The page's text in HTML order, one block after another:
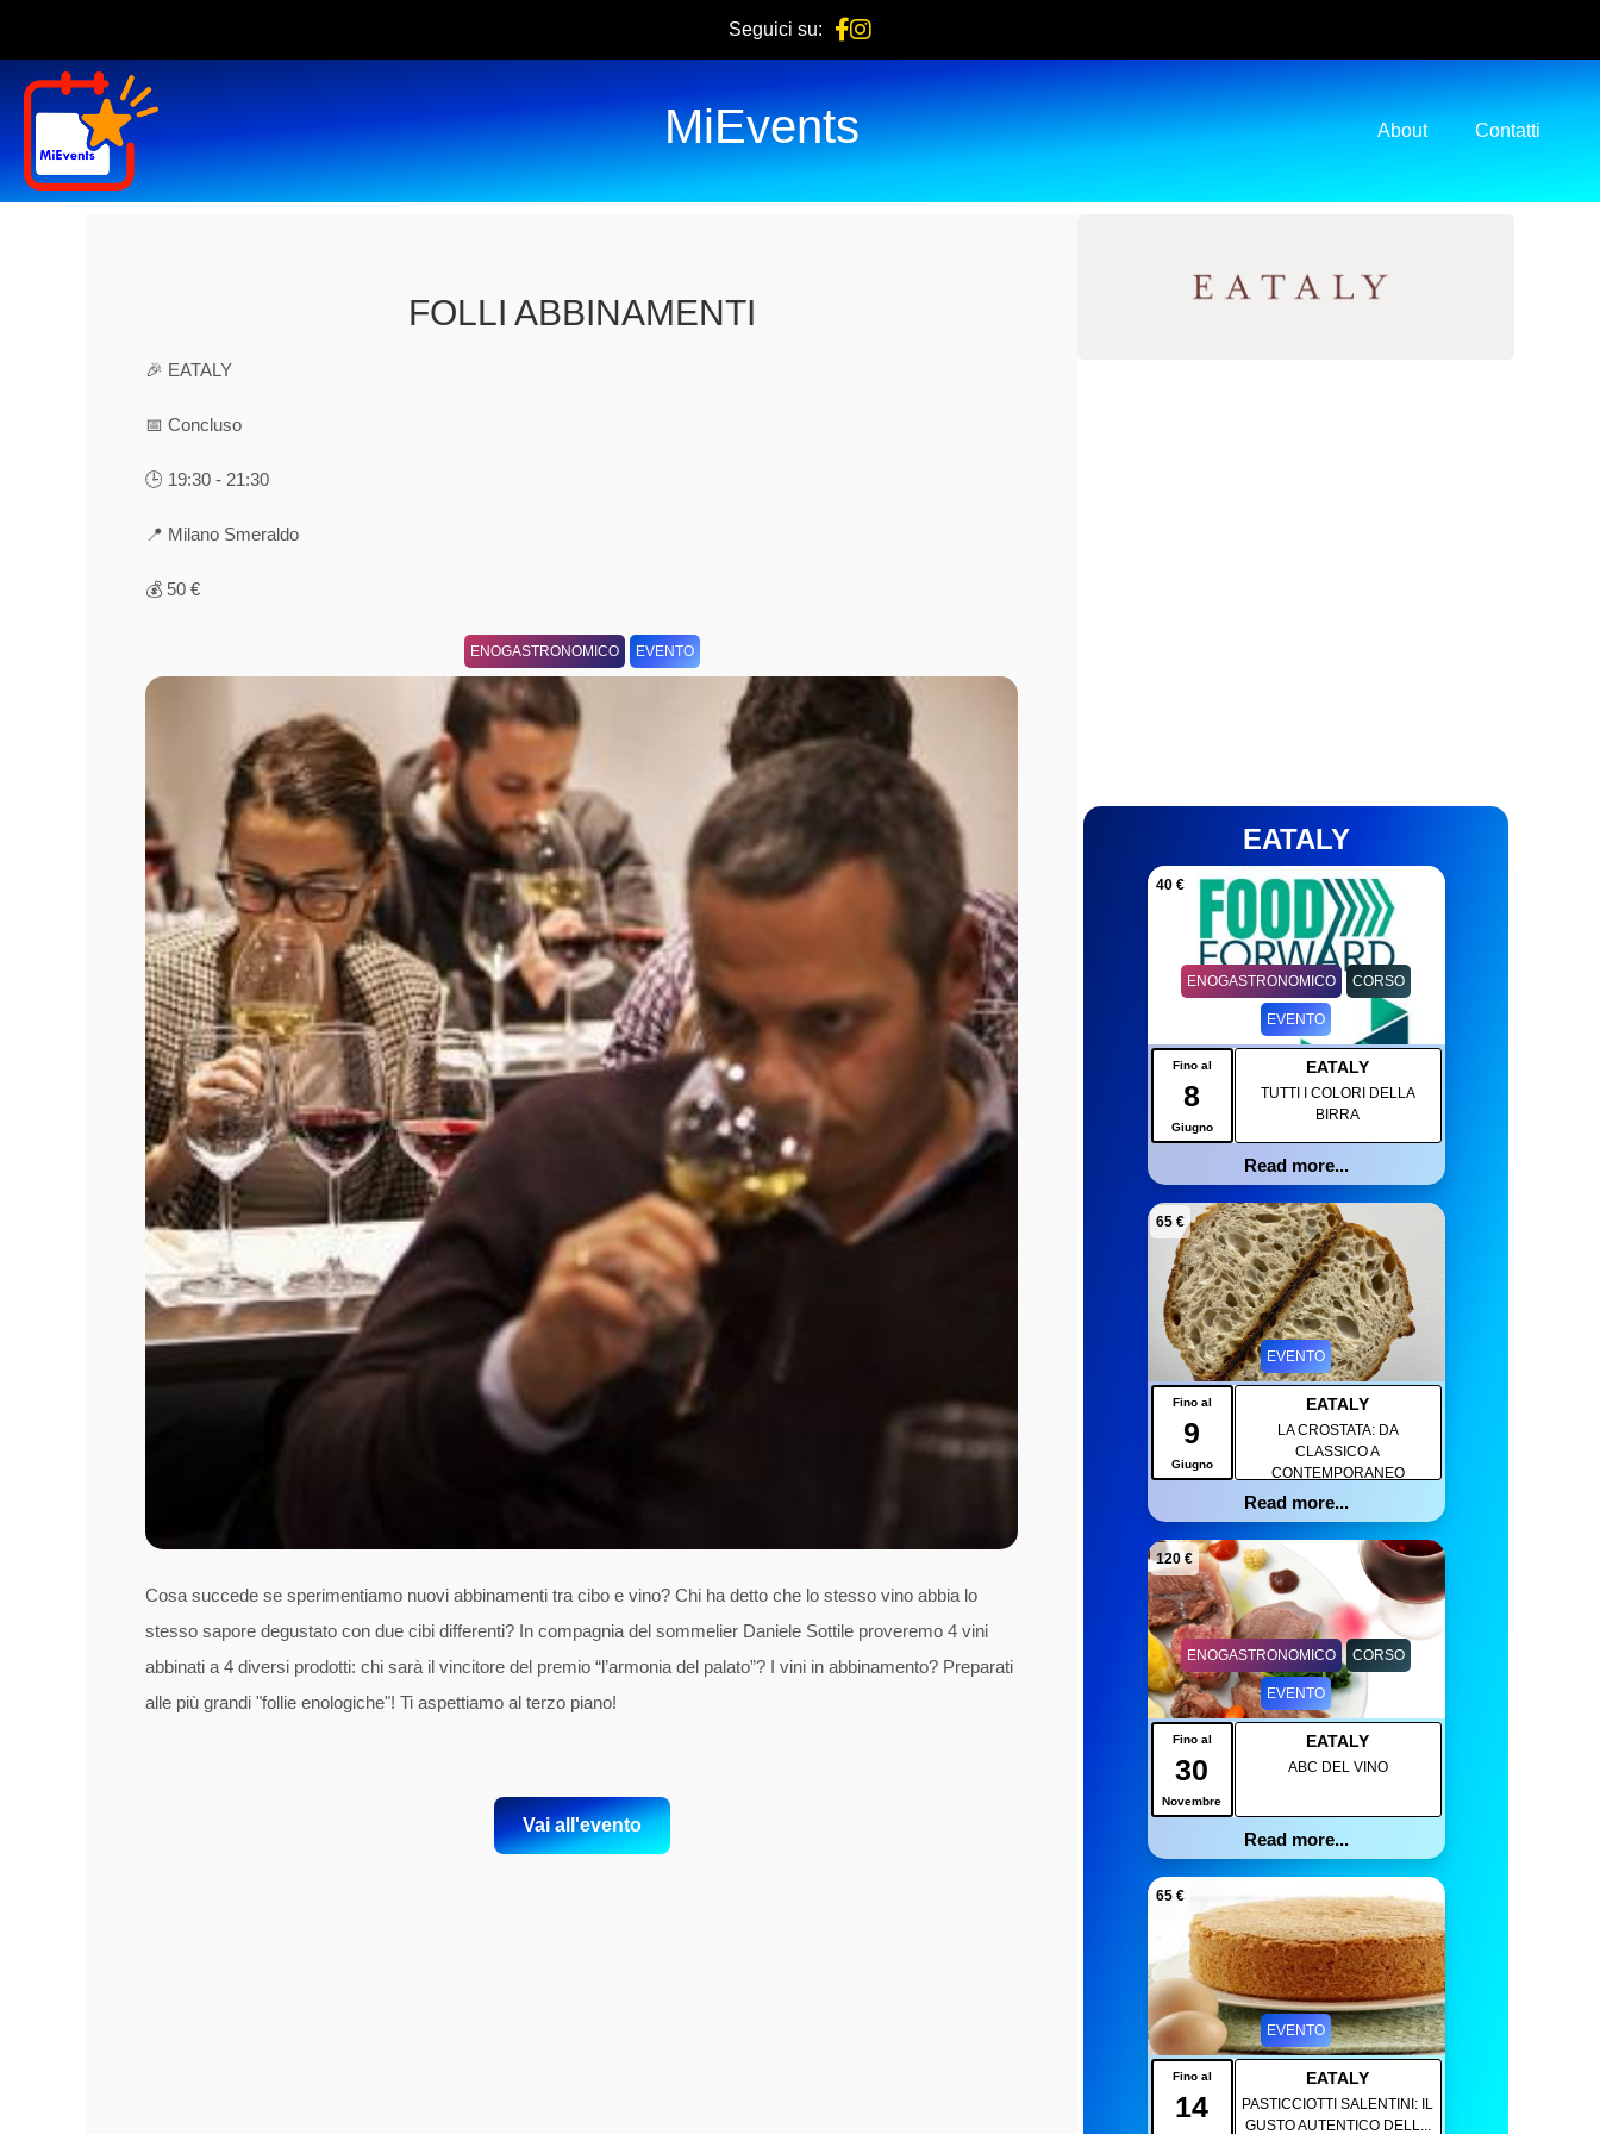
Seguici su:
MiEvents About Contatti
FOLLI ABBINAMENTI
🎉 EATALY
📅 Concluso
🕒 19:30 - 21:30
📍 Milano Smeraldo
💰 50 €
ENOGASTRONOMICO EVENTO
Cosa succede se sperimentiamo nuovi abbinamenti tra cibo e vino? Chi ha detto che lo stesso vino abbia lo
stesso sapore degustato con due cibi differenti? In compagnia del sommelier Daniele Sottile proveremo 4 vini
abbinati a 4 diversi prodotti: chi sarà il vincitore del premio “l’armonia del palato”? I vini in abbinamento? Preparati
alle più grandi "follie enologiche"! Ti aspettiamo al terzo piano!
Vai all'evento
EATALY
40 €
ENOGASTRONOMICO CORSO
EVENTO
Fino al
8
Giugno
EATALY
TUTTI I COLORI DELLA
BIRRA
Read more...
65 €
EVENTO
Fino al
9
Giugno
EATALY
LA CROSTATA: DA
CLASSICO A
CONTEMPORANEO
Read more...
120 €
ENOGASTRONOMICO CORSO
EVENTO
Fino al
30
Novembre
EATALY
ABC DEL VINO
Read more...
65 €
EVENTO
Fino al
14
EATALY
PASTICCIOTTI SALENTINI: IL
GUSTO AUTENTICO DELL...